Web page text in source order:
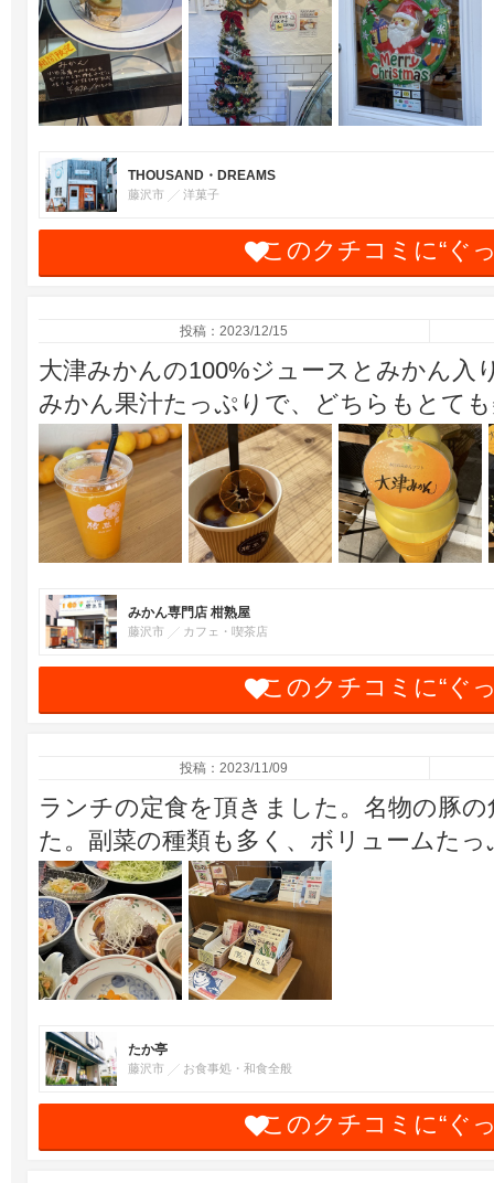
THOUSAND・DREAMS
藤沢市 洋菓子
このクチコミに“ぐ
投稿：2023/12/15
大津みかんの100%ジュースとみかん入
みかん果汁たっぷりで、どちらもとて
みかん専門店 柑熟屋
藤沢市 カフェ・喫茶店
このクチコミに“ぐ
投稿：2023/11/09
ランチの定食を頂きました。名物の豚
た。副菜の種類も多く、ボリュームた
たか亭
藤沢市 お食事処・和食全般
このクチコミに“ぐ